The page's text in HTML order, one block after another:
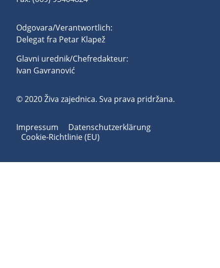
Odgovara/Verantwortlich:
Delegat fra Petar Klapež
Glavni urednik/Chefredakteur:
Ivan Gavranović
© 2020 Živa zajednica. Sva prava pridržana.
Impressum
Datenschutzerklärung
Cookie-Richtlinie (EU)